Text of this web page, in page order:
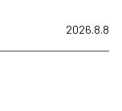
2026.8.8